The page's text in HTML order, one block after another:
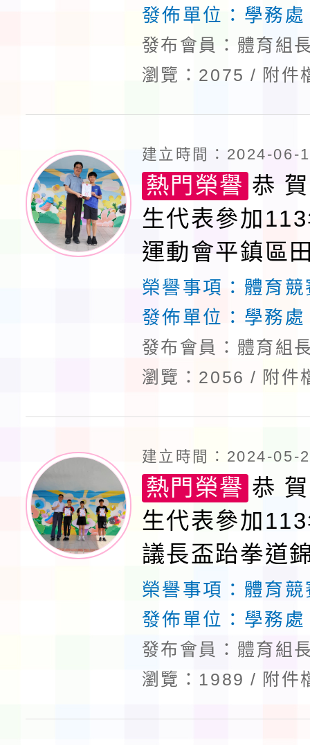
發佈單位： 學務處
發布會員：體育組
瀏覽：2075
附件
建立時間：2024-06-
熱門榮譽 恭
生代表參加
運動會平鎮區
榮獲佳績
榮譽事項： 體育競
發佈單位： 學務處
發布會員：體育組
瀏覽：2056
附件
建立時間：2024-05-
熱門榮譽 恭
生代表參加
議長盃跆拳道
佳績
榮譽事項： 體育競
發佈單位： 學務處
發布會員：體育組
瀏覽：1989
附件